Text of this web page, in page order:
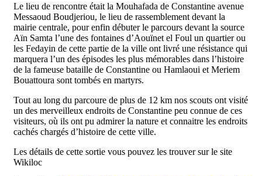
Le lieu de rencontre était la Mouhafada de Constantine avenue
Messaoud Boudjeriou, le lieu de rassemblement devant la
mairie centrale, pour enfin débuter le parcours devant la source
Aïn Samta l’une des fontaines d’Aouïnet el Foul un quartier ou
les Fedayin de cette partie de la ville ont livré une résistance qui
marquera l’un des épisodes les plus mémorables dans l’histoire
de la fameuse bataille de Constantine ou Hamlaoui et Meriem
Bouattoura sont tombés en martyrs.
Tout au long du parcoure de plus de 12 km nos scouts ont visité
un des merveilleux endroits de Constantine peu connue de ces
visiteurs, où ils ont pu admirer la nature et connaitre les endroits
cachés chargés d’histoire de cette ville.
Les détails de cette sortie vous pouvez les trouver sur le site
Wikiloc